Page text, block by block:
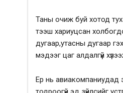
Таны очиж буй хотод
тээш хариуцсан
дугаар,утасны дугаар
мэдээг цаг алдалгүй
Ер нь авиакомпаниудад